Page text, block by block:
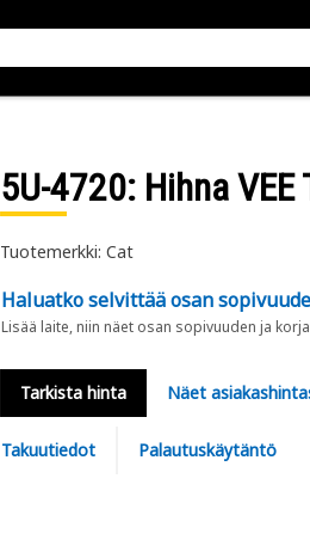
5U-4720: Hihna
Tuotemerkki: Cat
Haluatko selvittää osan
Lisää laite, niin näet osan sopivuuden ja
Tarkista hinta Näet
Takuutiedot Palautuskäytäntö